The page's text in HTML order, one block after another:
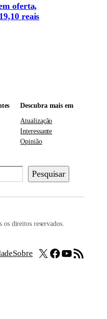
oferta,
reais
Descubra mais em
Atualização
Interessante
Opinião
Pesquisar
direitos reservados.
Sobre X Facebook
Youtube
Feed RSS